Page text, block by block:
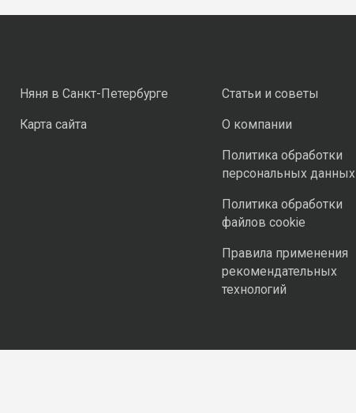
Няня в Санкт-Петербурге
Карта сайта
Статьи и советы
О компании
Политика обработки
персональных данных
Политика обработки
файлов cookie
Правила применения
рекомендательных
технологий